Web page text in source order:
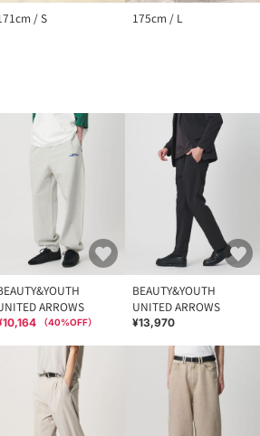
/ S 175cm / L
ARROWS
（40%OFF）
BEAUTY&YOUTH
UNITED ARROWS
¥13,970